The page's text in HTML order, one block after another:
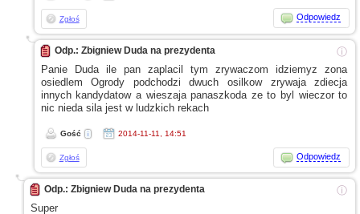
Zgłoś Odpowiedz
ⓘ
Odp.: Zbigniew Duda na prezydenta
Panie Duda ile pan zaplacil tym zrywaczom idziemyz zona
osiedlem Ogrody podchodzi dwuch osilkow zrywaja zdiecja
innych kandydatow a wieszajapanaszkoda ze to byl wieczor to
nic nieda sila jest w ludzkichrekach
Gość 2014-11-11, 14:51
Zgłoś Odpowiedz
ⓘ
Odp.: Zbigniew Duda na prezydenta
Super